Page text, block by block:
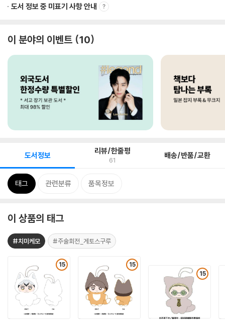
도서 정보 중 미표기 사항 안내
이 분야의 이벤트 10
도서정보 리뷰/한줄평
61 배송/반품/교환
태그 관련분류 품목정보
이 상품의 태그
#치미케모 #주술회전_게토스구루
15 15
15